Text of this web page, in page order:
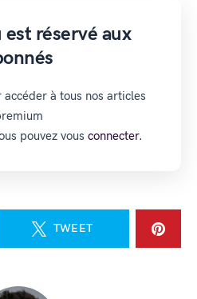
réservé aux
accéder à tous nos articles
pouvez vous connecter.
TWEET